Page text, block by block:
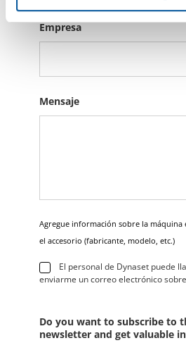
Empresa
Mensaje
Agregue información sobre la máquina
el accesorio (fabricante, modelo, etc.)
*
El personal de Dynaset puede
enviarme un correo electrónico
Do you want to subscribe to
newsletter and get valuable